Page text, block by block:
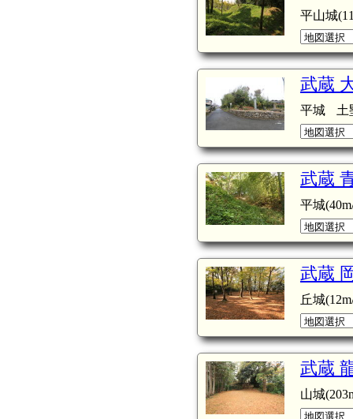
平山城
武蔵
平城 土
武蔵
平城
武蔵
丘城
武蔵
山城